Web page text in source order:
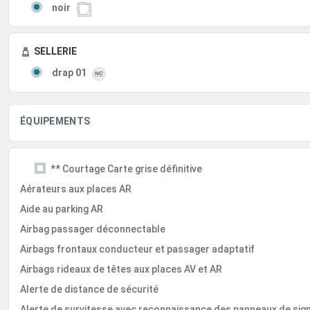
noir
SELLERIE
drap 01
ÉQUIPEMENTS
** Courtage Carte grise définitive
Aérateurs aux places AR
Aide au parking AR
Airbag passager déconnectable
Airbags frontaux conducteur et passager adaptatif
Airbags rideaux de têtes aux places AV et AR
Alerte de distance de sécurité